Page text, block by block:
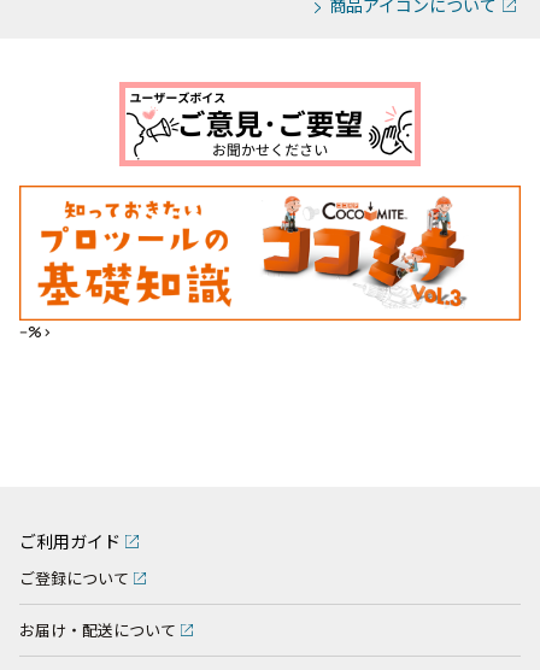
商品アイコンについて
--%>
ご利用ガイド
ご登録について
お届け・配送について